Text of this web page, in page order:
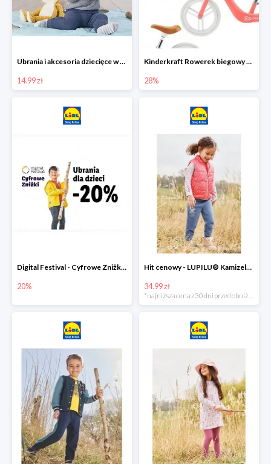
Ubrania i akcesoria dziecięce w Lidlu Online od 14,99 zł
14.99 zł
Kinderkraft Rowerek biegowy Fly
28%
Digital Festival - Cyfrowe Zniżki Ubrania dla dzieci w Lidlu -20%
20%
Hit cenowy - LUPILU® Kamizelka pikowana dziewczęca
34.99 zł